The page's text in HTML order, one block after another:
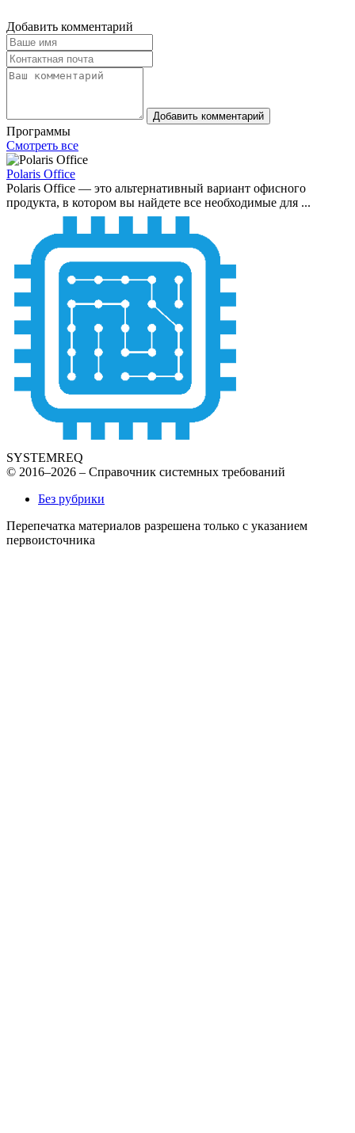
Добавить комментарий
Добавить комментарий
Программы
Смотреть все
Polaris Office
Polaris Office — это альтернативный вариант офисного
продукта, в котором вы найдете все необходимые для ...
SYSTEMREQ
© 2016–2026 – Справочник системных требований
Без рубрики
Перепечатка материалов разрешена только с указанием
первоисточника